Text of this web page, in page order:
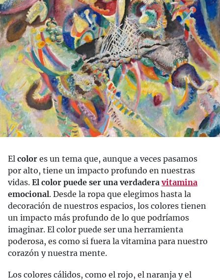
El color es un tema que, aunque a veces pasamos
por alto, tiene un impacto profundo en nuestras
vidas. El color puede ser una verdaderavitamina
emocional. Desde la ropa que elegimos hasta la
decoración de nuestros espacios, los colores tienen
un impacto más profundo de lo que podríamos
imaginar. El color puede ser una herramienta
poderosa, es como si fuera la vitamina para nuestro
corazón y nuestra mente.
Los colores cálidos, como el rojo, el naranja y el